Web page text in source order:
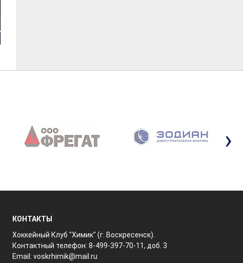
›
КОНТАКТЫ
Хоккейный Клуб "Химик" (г. Воскресенск).
Контактный телефон: 8-499-397-70-11, доб. 3
Email:voskrhimik@mail.ru